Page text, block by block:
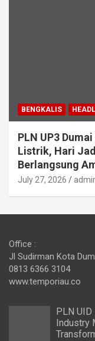
BENGKALIS
PLN UP3
Listrik, Hari
Berlangsung
July 27, 2026
Office :
Jl Sudirman Kota
0813 6366 3104
www.temporiau.co
PLN UID
Industry